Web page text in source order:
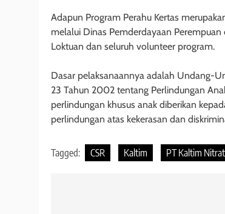
Adapun Program Perahu Kertas
melalui Dinas Pemderdayaan Perempuan
Loktuan dan seluruh volunteer program.
Dasar pelaksanaannya adalah Undang-
23 Tahun 2002 tentang Perlindungan
perlindungan khusus anak diberikan
perlindungan atas kekerasan dan
Tagged: CSR Kaltim PT Kaltim